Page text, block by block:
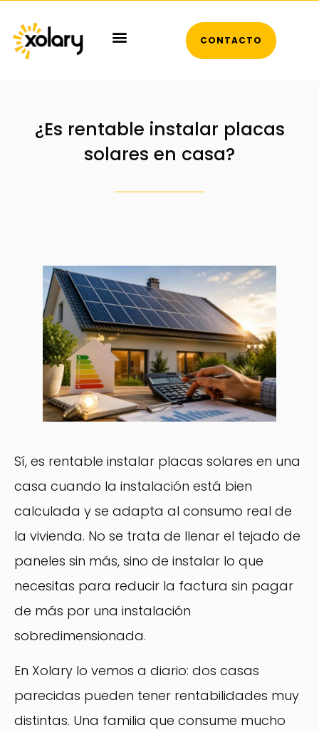
CONTACTO
¿Es rentable instalar placas
solares en casa?
Sí, es rentable instalar placas solares en una
casa cuando la instalación está bien
calculada y se adapta al consumo real de
la vivienda. No se trata de llenar el tejado de
paneles sin más, sino de instalar lo que
necesitas para reducir la factura sin pagar
de más por una instalación
sobredimensionada.
En Xolary lo vemos a diario: dos casas
parecidas pueden tener rentabilidades muy
distintas. Una familia que consume mucho